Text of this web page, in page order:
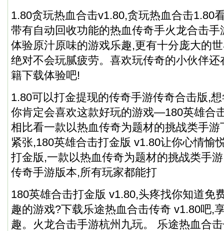
1.80贪玩热血合击v1.80,贪玩热血合击1.80
带有自动回收功能的热血传奇手火龙合击
体验原汁原味的游戏乐趣,更有十分庞大的
绝对不会玩腻疲劳。喜欢玩传奇的小伙伴
籍下载体验吧!
1.80可以打金提现的传奇手游传奇合击版,
你肯定会喜欢这款好玩的游戏—180英雄合
相比看一款以热血传奇为题材的挑战类手
紧张,180英雄合击打金版 v1.80让你心情愉
打金版,一款以热血传奇为题材的挑战类手
传奇手游版本,所有玩家都能打
180英雄合击打金版 v1.80,头疼找你知道免
趣的游戏?下载乐途热血合击传奇 v1.80吧,
趣。 火龙合击手游杭州九玩。 乐途热血合